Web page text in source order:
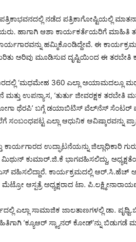
ನಡೆದ ಪತ್ರಿಕಾಗೋಷ್ಟಿಯಲ್ಲಿ
ಹಾಗಾಗಿ ಆಶಾ ಕಾರ್ಯಕರ್ತೆಯರಿಗೆ ಮಾಹಿತಿ
ಹಮ್ಮಿಕೊಂಡಿದ್ದೇವೆ. ಈ
ಅರಿವು ಮೂಡಿಸುವ ದೃಷ್ಟಿಯಿಂದ ಈ ತರಬೇತಿ
‘ಮಧಮೇಹ 360 ಎಲ್ಲಾ ಅಯಾಮದಲ್ಲೂ
ಉಪನ್ಯಾಸ, ‘ತುರ್ತು ಜೀವರಕ್ಷಕ
ಥೆರಪಿ’ ಬಗ್ಗೆ ಡಯಾಬಿಟಿಸ್ ವೆಲ್‍ನೆಸ್ ಸೆಂಟರ್
ಸಂಬಂಧಪಟ್ಟ ಎಲ್ಲಾ ಆಧುನಿಕ ಆವಿಷ್ಕಾರವನ್ನು
ಕಾರ್ಯಗಾರದ ಉದ್ಘಾಟನೆಯನ್ನು ಜಿಲ್ಲಾಧಿಕಾರಿ
ಮಿಥುನ್ ಕುಮಾರ್.ಜಿ.ಕೆ ಭಾಗವಹಿಸಲಿದ್ದು,
ವಹಿಸಲಿದ್ದಾರೆ. ಕಾರ್ಯಕ್ರಮದಲ್ಲಿ ಆರ್.ಸಿ.ಹೆಚ್
ಆಸ್ಪತ್ರೆ ಅಧ್ಯಕ್ಷರಾದ ಟಾ.
ಎಲ್ಲಾ ಸಾಮಾಜಿಕ ಜಾಲತಾಣಗಳಲ್ಲಿ ಡಾ.
‘ಕ್ಯೂಆರ್ ಸ್ಕ್ಯಾನರ್ ಕೋಡ್’ನ್ನು ಬಿಡುಗಡೆ